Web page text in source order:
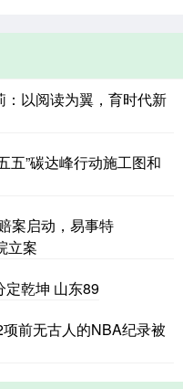
以阅读为翼，育时代新
五”碳达峰行动施工图和
案启动，易事特
立案
定乾坤 山东89
前无古人的NBA纪录被